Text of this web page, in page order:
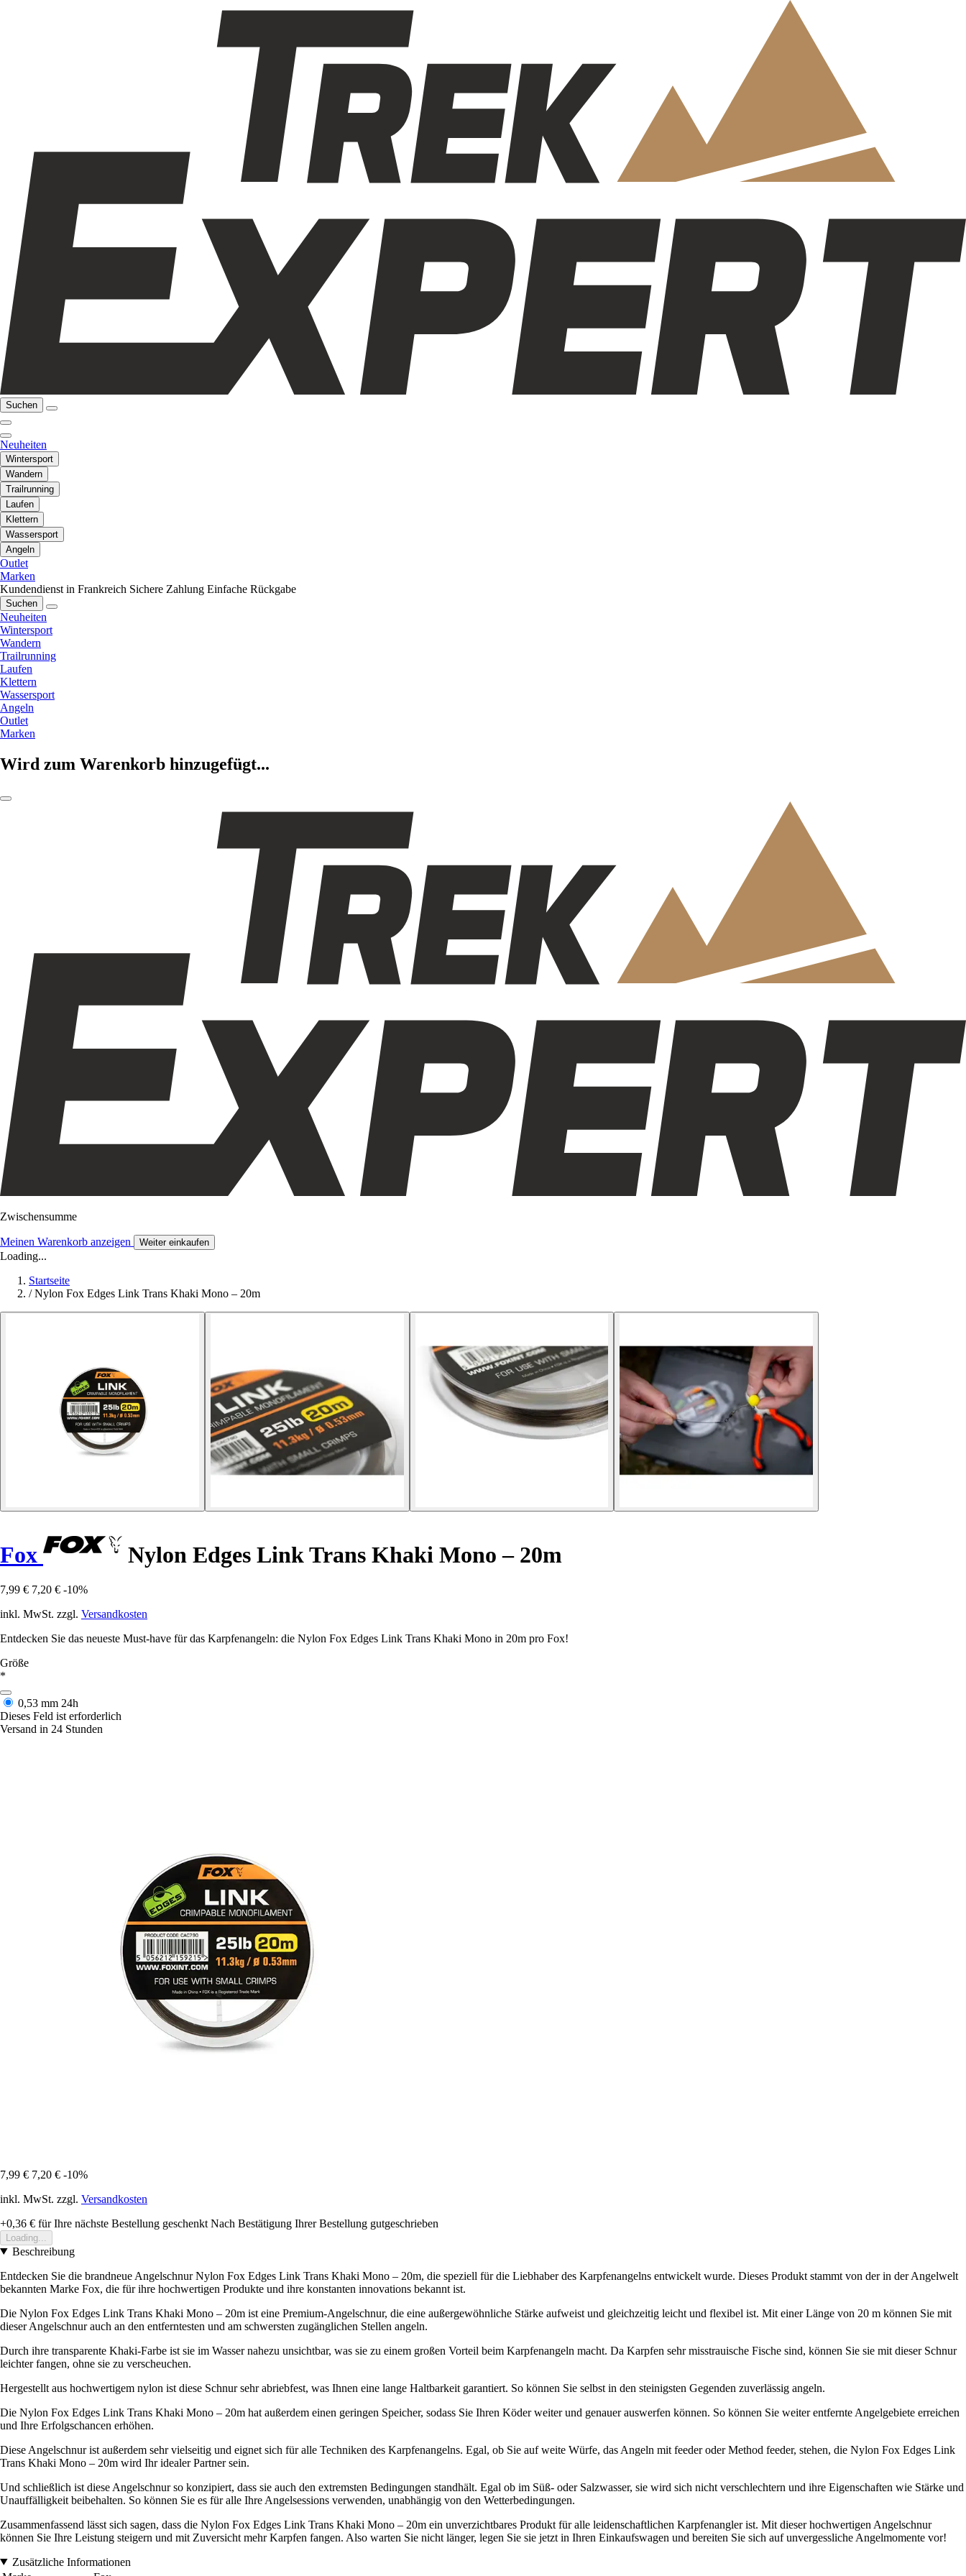
Suchen
Neuheiten
Wintersport
Wandern
Trailrunning
Laufen
Klettern
Wassersport
Angeln
Outlet
Marken
Kundendienst in Frankreich Sichere Zahlung Einfache Rückgabe
Suchen
Neuheiten
Wintersport
Wandern
Trailrunning
Laufen
Klettern
Wassersport
Angeln
Outlet
Marken
Wird zum Warenkorb hinzugefügt...
Zwischensumme
Meinen Warenkorb anzeigen Weiter einkaufen
Loading...
Startseite
/ Nylon Fox Edges Link Trans Khaki Mono – 20m
Fox Nylon Edges Link Trans Khaki Mono – 20m
7,99 € 7,20 € -10%
inkl. MwSt. zzgl. Versandkosten
Entdecken Sie das neueste Must-have für das Karpfenangeln: die Nylon Fox Edges Link Trans Khaki Mono in 20m pro Fox!
Größe
*
0,53 mm 24h
Dieses Feld ist erforderlich
Versand in 24 Stunden
7,99 € 7,20 € -10%
inkl. MwSt. zzgl. Versandkosten
+0,36 € für Ihre nächste Bestellung geschenkt Nach Bestätigung Ihrer Bestellung gutgeschrieben
Loading...
Beschreibung
Entdecken Sie die brandneue Angelschnur Nylon Fox Edges Link Trans Khaki Mono – 20m, die speziell für die Liebhaber des Karpfenangelns entwickelt wurde. Dieses Produkt stammt von der in der Angelwelt
bekannten Marke Fox, die für ihre hochwertigen Produkte und ihre konstanten innovations bekannt ist.
Die Nylon Fox Edges Link Trans Khaki Mono – 20m ist eine Premium-Angelschnur, die eine außergewöhnliche Stärke aufweist und gleichzeitig leicht und flexibel ist. Mit einer Länge von 20 m können Sie mit
dieser Angelschnur auch an den entferntesten und am schwersten zugänglichen Stellen angeln.
Durch ihre transparente Khaki-Farbe ist sie im Wasser nahezu unsichtbar, was sie zu einem großen Vorteil beim Karpfenangeln macht. Da Karpfen sehr misstrauische Fische sind, können Sie sie mit dieser Schnur
leichter fangen, ohne sie zu verscheuchen.
Hergestellt aus hochwertigem nylon ist diese Schnur sehr abriebfest, was Ihnen eine lange Haltbarkeit garantiert. So können Sie selbst in den steinigsten Gegenden zuverlässig angeln.
Die Nylon Fox Edges Link Trans Khaki Mono – 20m hat außerdem einen geringen Speicher, sodass Sie Ihren Köder weiter und genauer auswerfen können. So können Sie weiter entfernte Angelgebiete erreichen
und Ihre Erfolgschancen erhöhen.
Diese Angelschnur ist außerdem sehr vielseitig und eignet sich für alle Techniken des Karpfenangelns. Egal, ob Sie auf weite Würfe, das Angeln mit feeder oder Method feeder, stehen, die Nylon Fox Edges Link
Trans Khaki Mono – 20m wird Ihr idealer Partner sein.
Und schließlich ist diese Angelschnur so konzipiert, dass sie auch den extremsten Bedingungen standhält. Egal ob im Süß- oder Salzwasser, sie wird sich nicht verschlechtern und ihre Eigenschaften wie Stärke und
Unauffälligkeit beibehalten. So können Sie es für alle Ihre Angelsessions verwenden, unabhängig von den Wetterbedingungen.
Zusammenfassend lässt sich sagen, dass die Nylon Fox Edges Link Trans Khaki Mono – 20m ein unverzichtbares Produkt für alle leidenschaftlichen Karpfenangler ist. Mit dieser hochwertigen Angelschnur
können Sie Ihre Leistung steigern und mit Zuversicht mehr Karpfen fangen. Also warten Sie nicht länger, legen Sie sie jetzt in Ihren Einkaufswagen und bereiten Sie sich auf unvergessliche Angelmomente vor!
Zusätzliche Informationen